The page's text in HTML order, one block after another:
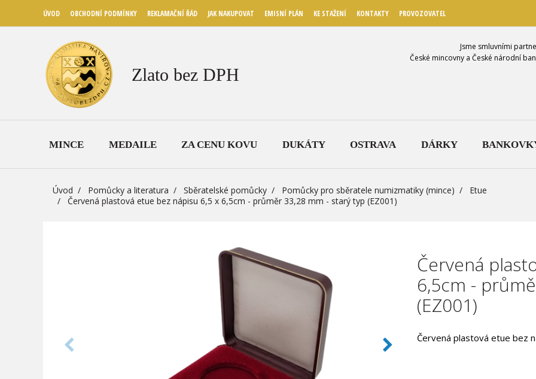
ÚVOD OBCHODNÍ PODMÍNKY REKLAMAČNÍ ŘÁD JAK NAKUPOVAT EMISNÍ PLÁN KE STAŽENÍ KONTAKTY PROVOZOVATEL
Zlato bez DPH
Jsme smluvními
České mincovny a České národní
MINCE MEDAILE ZA CENU KOVU DUKÁTY OSTRAVA DÁRKY
Úvod Pomůcky a literatura Sběratelské pomůcky Pomůcky pro sběratele numizmatiky (mince)
Etue
Červená plastová etue bez nápisu 6,5 x 6,5cm - průměr 33,28 mm - starý typ (EZ001)
Červená
6,5cm -
(EZ001)
Červená plastová etue bez